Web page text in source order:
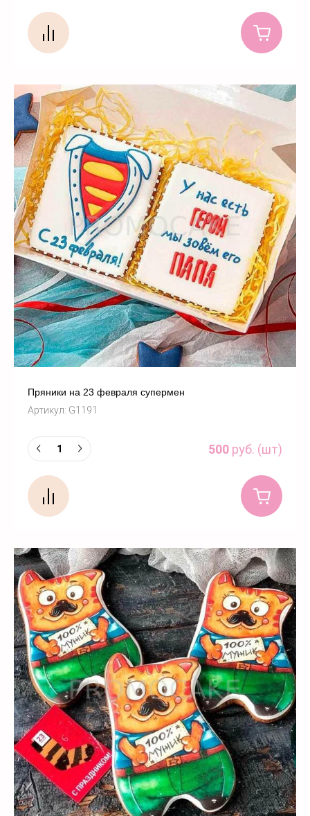
Пряники на 23 февраля супермен
Артикул: G1191
500 руб. (шт)